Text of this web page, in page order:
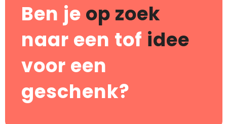
Ben je op zoek
naar een tof idee
voor een
geschenk?